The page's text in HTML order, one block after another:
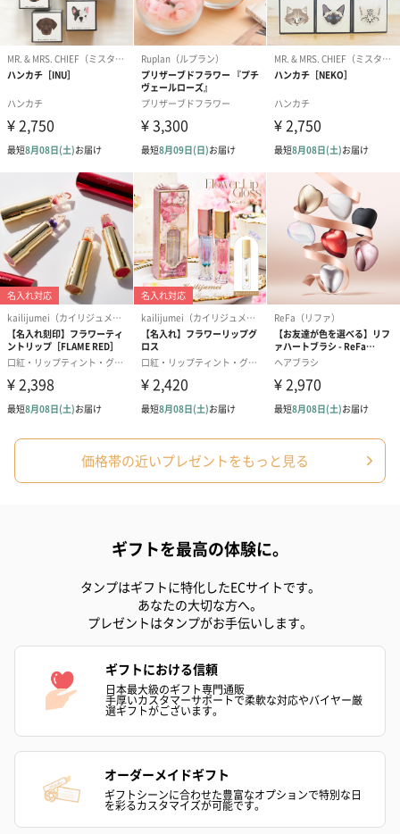
価格帯の近いプレゼントをもっと見る
ギフトを最高の体験に。
タンプはギフトに特化したECサイトです。
あなたの大切な方へ。
プレゼントはタンプがお手伝いします。
ギフトにおける信頼
日本最大級のギフト専門通販
手厚いカスタマーサポートで柔軟な対応やバイヤー厳
選ギフトがございます。
オーダーメイドギフト
ギフトシーンに合わせた豊富なオプションで特別な日
を彩るカスタマイズが可能です。